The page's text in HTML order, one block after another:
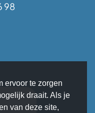
98
ervoor te zorgen
draait. Als je
van deze site,